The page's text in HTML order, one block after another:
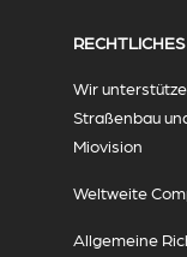
RECHTLICHES
Wir
Straßenbau
Miovision
Weltweite
Allgemeine